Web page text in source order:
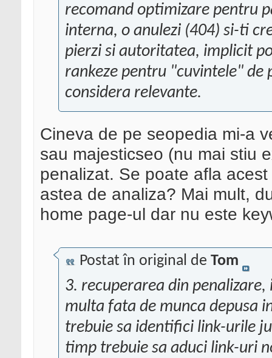
recomand optimizare pentru
interna, o anulezi (404) si-ti
pierzi si autoritatea, implicit
rankeze pentru "cuvintele" de
considera relevante.
Cineva de pe seopedia mi-a
sau majesticseo (nu mai stiu
penalizat. Se poate afla
astea de analiza? Mai mult,
home page-ul dar nu este
Postat în original de Tom
3. recuperarea din
multa fata de munca depusa
trebuie sa identifici link-urile
timp trebuie sa aduci link-uri